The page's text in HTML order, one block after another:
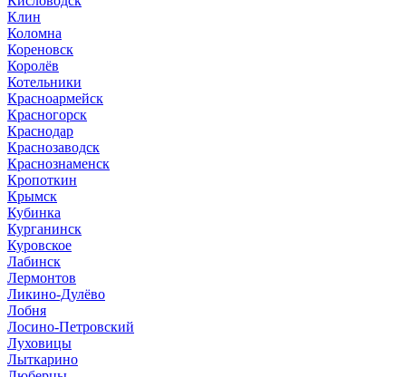
Клин
Коломна
Кореновск
Королёв
Котельники
Красноармейск
Красногорск
Краснодар
Краснозаводск
Краснознаменск
Кропоткин
Крымск
Кубинка
Курганинск
Куровское
Лабинск
Лермонтов
Ликино-Дулёво
Лобня
Лосино-Петровский
Луховицы
Лыткарино